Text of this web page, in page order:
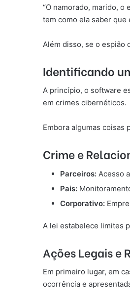
“O namorado, marido, o
tem como ela saber que
Além disso, se o espião
Identificando
A princípio, o software
em crimes cibernéticos.
Embora algumas coisas
Crime e
Parceiros: Acesso
Pais:
Corporativo:
A lei estabelece limites
Ações Legais e
Em primeiro lugar, em
ocorrência e